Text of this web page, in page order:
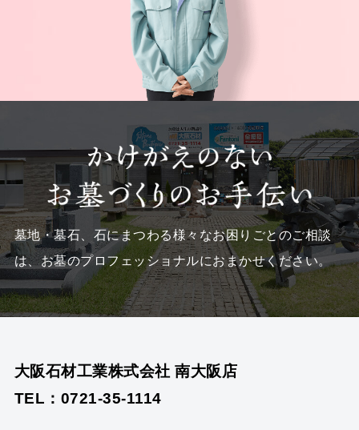
墓地・墓石、石にまつわる様々なお困りごとのご相談
は、お墓のプロフェッショナルにおまかせください。
大阪石材工業株式会社 南大阪店
TEL：0721-35-1114